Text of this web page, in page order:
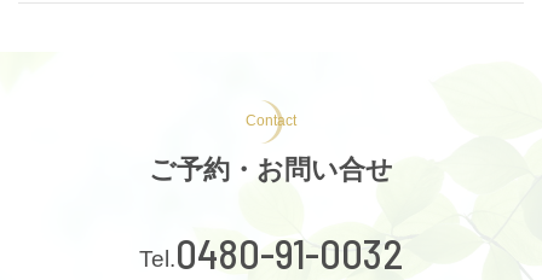
Contact
ご予約・お問い合せ
0480-91-0032